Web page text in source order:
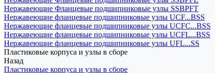
Нержавеющие Фланцевые подшипниковые узлы SSBPFT
Нержавеющие фланцевые подшипниковые узлы UCF...BSS
Нержавеющие фланцевые подшипниковые узлы UCFC...BSS
Нержавеющие фланцевые подшипниковые узлы UCFL...BSS
Нержавеющие фланцевые подшипниковые узлы UFL...SS
Пластиковые корпуса и узлы в сборе
Назад
Пластиковые корпуса и узлы в сборе